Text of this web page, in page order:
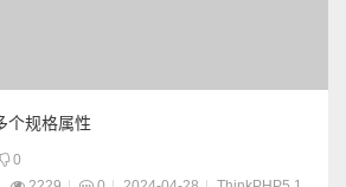
个规格属性
0